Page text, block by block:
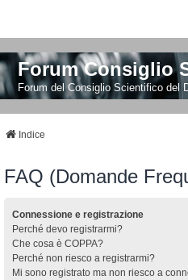
Forum Consiglio
Forum del Consiglio Scientifico del
Indice
FAQ (Domande
Connessione e registrazione
Perché devo registrarmi?
Che cosa è COPPA?
Perché non riesco a registrarmi?
Mi sono registrato ma non riesco a